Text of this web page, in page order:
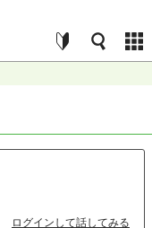
ログインして話してみる